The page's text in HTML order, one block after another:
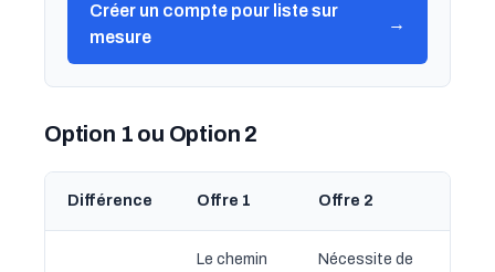
Créer un compte pour liste sur
mesure
→
Option 1 ou Option 2
Différence Offre 1 Offre 2
Le chemin Nécessite de